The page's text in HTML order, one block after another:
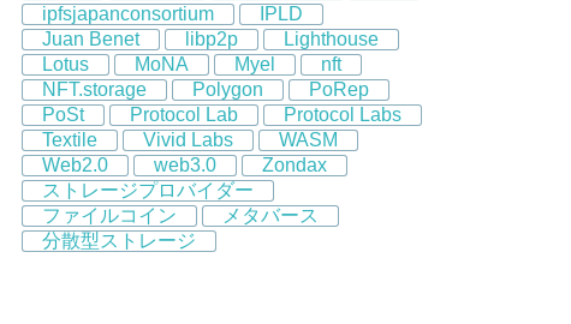
ipfsjapanconsortium
IPLD
Juan Benet
libp2p
Lighthouse
Lotus
MoNA Myel
nft
NFT.storage
Polygon
PoRep
PoSt
Protocol Lab
Protocol Labs
Textile
Vivid Labs
WASM
Web2.0
web3.0
Zondax
ストレージプロバイダー
ファイルコイン
メタバース
分散型ストレージ